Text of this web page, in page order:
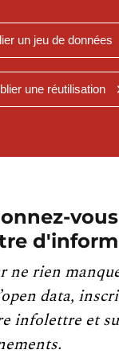
un jeu de données
une réutilisation
ne rien
data,
infolettre et